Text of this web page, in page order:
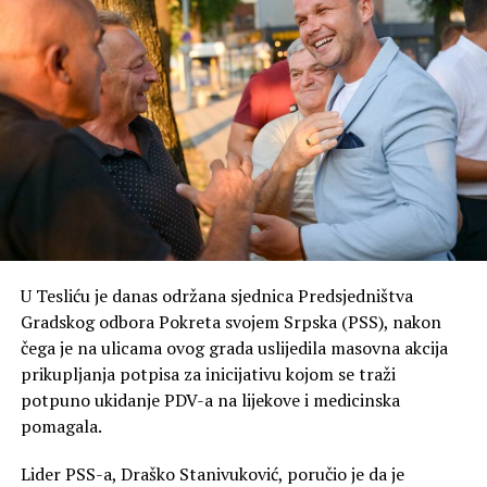
U Tesliću je danas održana sjednica Predsjedništva
Gradskog odbora Pokreta svojem Srpska (PSS), nakon
čega je na ulicama ovog grada uslijedila masovna akcija
prikupljanja potpisa za inicijativu kojom se traži
potpuno ukidanje PDV-a na lijekove i medicinska
pomagala.
Lider PSS-a, Draško Stanivuković, poručio je da je